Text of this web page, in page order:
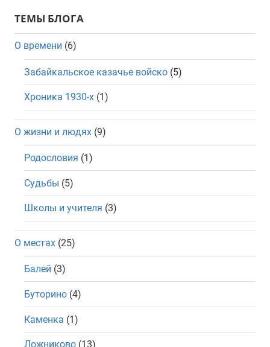
ТЕМЫ БЛОГА
О времени (6)
Забайкальское казачье войско (5)
Хроника 1930-х (1)
О жизни и людях (9)
Родословия (1)
Судьбы (5)
Школы и учителя (3)
О местах (25)
Балей (3)
Буторино (4)
Каменка (1)
Ложниково (13)